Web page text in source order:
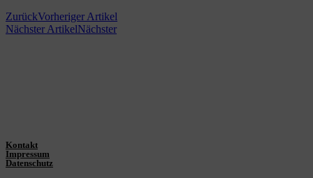
ZurückVorheriger Artikel
Nächster ArtikelNächster
Kontakt
Impressum
Datenschutz